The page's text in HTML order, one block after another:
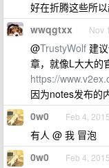
好在折腾这些所
wwqgtxx Nov
@TrustyWolf 建
章，就像L大大的
https://
因为notes发布的
0w0 Feb 4, 2015
有人 @ 我 冒泡
0w0 Feb 4, 2015